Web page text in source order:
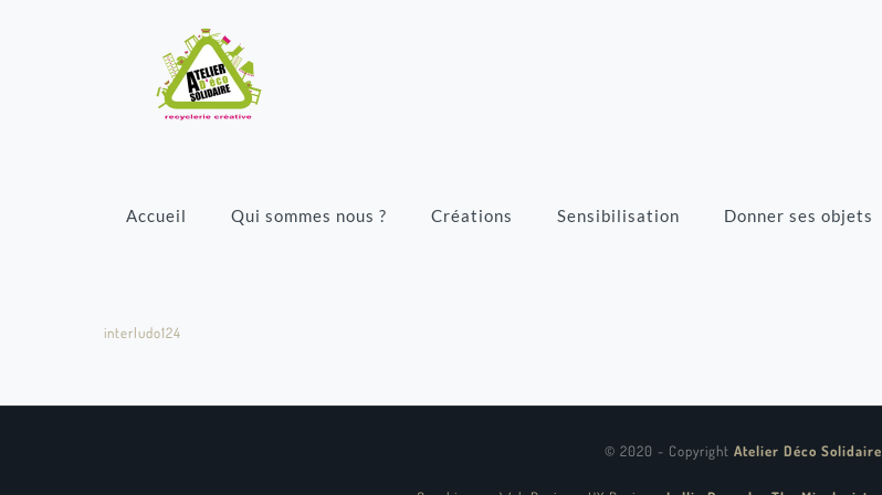
Accueil Qui sommes nous ? Créations Sensibilisation Donner ses objets
interludo124
© 2020 - Copyright Atelier Déco Solidaire